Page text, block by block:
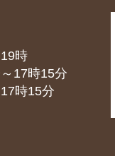
時
時15分
時15分